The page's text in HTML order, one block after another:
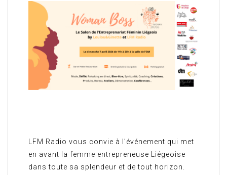
LFM Radio vous convie à l’événement qui met
en avant la femme entrepreneuse Liégeoise
dans toute sa splendeur et de tout horizon.